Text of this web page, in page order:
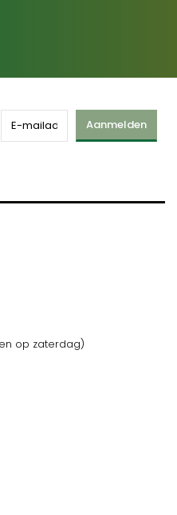
Aanmelden
op zaterdag)